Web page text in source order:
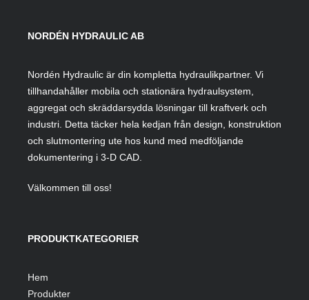
NORDÉN HYDRAULIC AB
Nordén Hydraulic är din kompletta hydraulikpartner. Vi
tillhandahåller mobila och stationära hydraulsystem,
aggregat och skräddarsydda lösningar till kraftverk och
industri. Detta täcker hela kedjan från design, konstruktion
och slutmontering ute hos kund med medföljande
dokumentering i 3-D CAD.
Välkommen till oss!
PRODUKTKATEGORIER
Hem
Produkter